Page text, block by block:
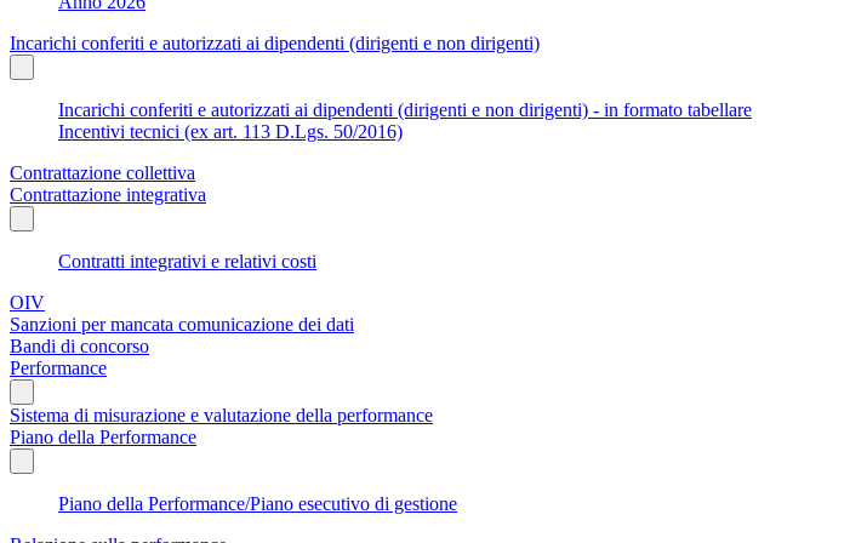
Incarichi conferiti e autorizzati ai dipendenti (dirigenti e non dirigenti)
Incarichi conferiti e autorizzati ai dipendenti (dirigenti e non dirigenti) - in formato tabellare
Incentivi tecnici (ex art. 113 D.Lgs. 50/2016)
Contrattazione collettiva
Contrattazione integrativa
Contratti integrativi e relativi costi
OIV
Sanzioni per mancata comunicazione dei dati
Bandi di concorso
Performance
Sistema di misurazione e valutazione della performance
Piano della Performance
Piano della Performance/Piano esecutivo di gestione